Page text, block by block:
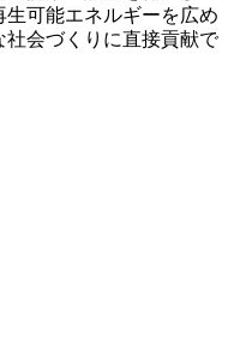
可能エネルギーを広め
社会づくりに直接貢献で